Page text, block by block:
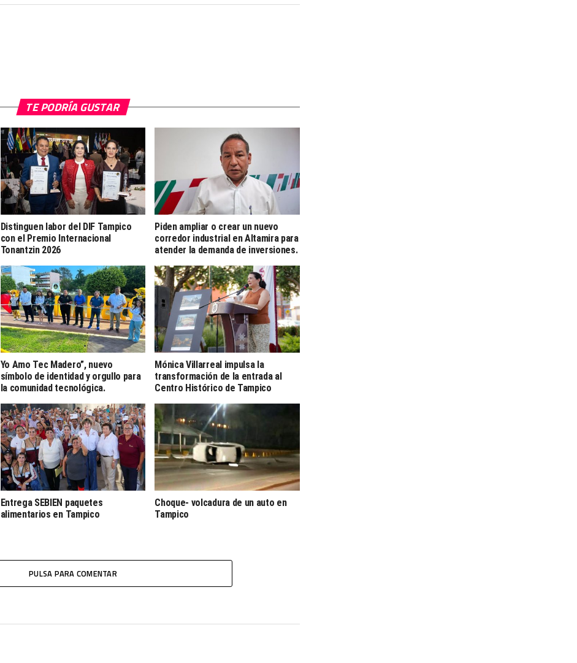
TE PODRÍA GUSTAR
Distinguen labor del DIF Tampico
con el Premio Internacional
Tonantzin 2026
Piden ampliar o crear un nuevo
corredor industrial en Altamira para
atender la demanda de inversiones.
Yo Amo Tec Madero”, nuevo
símbolo de identidad y orgullo para
la comunidad tecnológica.
Mónica Villarreal impulsa la
transformación de la entrada al
Centro Histórico de Tampico
Entrega SEBIEN paquetes
alimentarios en Tampico
Choque- volcadura de un auto en
Tampico
PULSA PARA COMENTAR